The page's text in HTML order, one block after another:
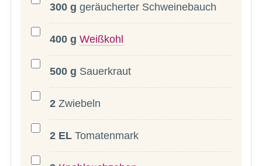
300 g geräucherter Schweinebauch
400 g Weißkohl
500 g Sauerkraut
2 Zwiebeln
2 EL Tomatenmark